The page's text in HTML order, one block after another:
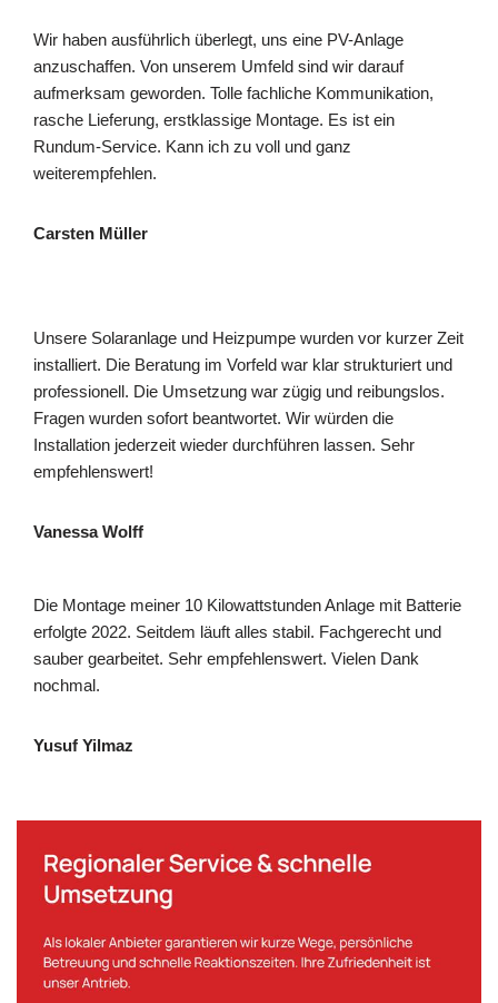
Wir haben ausführlich überlegt, uns eine PV-Anlage
anzuschaffen. Von unserem Umfeld sind wir darauf
aufmerksam geworden. Tolle fachliche Kommunikation,
rasche Lieferung, erstklassige Montage. Es ist ein
Rundum-Service. Kann ich zu voll und ganz
weiterempfehlen.
Carsten Müller
Unsere Solaranlage und Heizpumpe wurden vor kurzer Zeit
installiert. Die Beratung im Vorfeld war klar strukturiert und
professionell. Die Umsetzung war zügig und reibungslos.
Fragen wurden sofort beantwortet. Wir würden die
Installation jederzeit wieder durchführen lassen. Sehr
empfehlenswert!
Vanessa Wolff
Die Montage meiner 10 Kilowattstunden Anlage mit Batterie
erfolgte 2022. Seitdem läuft alles stabil. Fachgerecht und
sauber gearbeitet. Sehr empfehlenswert. Vielen Dank
nochmal.
Yusuf Yilmaz